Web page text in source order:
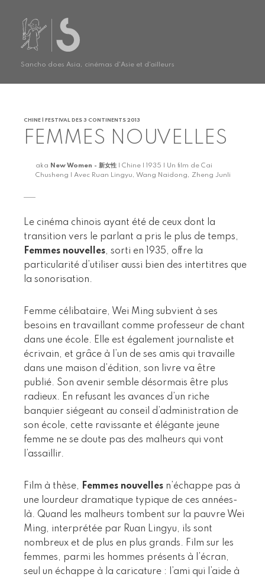
Sancho does Asia, cinémas d'Asie et d'ailleurs
CHINE | FESTIVAL DES 3 CONTINENTS 2013
FEMMES NOUVELLES
aka New Women - 新女性 | Chine | 1935 | Un film de Cai
Chusheng | Avec Ruan Lingyu, Wang Naidong, Zheng Junli
Le cinéma chinois ayant été de ceux dont la
transition vers le parlant a pris le plus de temps,
Femmes nouvelles, sorti en 1935, offre la
particularité d’utiliser aussi bien des intertitres que
la sonorisation.
Femme célibataire, Wei Ming subvient à ses
besoins en travaillant comme professeur de chant
dans une école. Elle est également journaliste et
écrivain, et grâce à l’un de ses amis qui travaille
dans une maison d’édition, son livre va être
publié. Son avenir semble désormais être plus
radieux. En refusant les avances d’un riche
banquier siégeant au conseil d’administration de
son école, cette ravissante et élégante jeune
femme ne se doute pas des malheurs qui vont
l’assaillir.
Film à thèse, Femmes nouvelles n’échappe pas à
une lourdeur dramatique typique de ces années-
là. Quand les malheurs tombent sur la pauvre Wei
Ming, interprétée par Ruan Lingyu, ils sont
nombreux et de plus en plus grands. Film sur les
femmes, parmi les hommes présents à l’écran,
seul un échappe à la caricature : l’ami qui l’aide à